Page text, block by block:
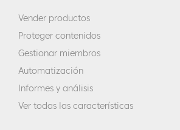
Vender productos
Proteger contenidos
Gestionar miembros
Automatización
Informes y análisis
Ver todas las características